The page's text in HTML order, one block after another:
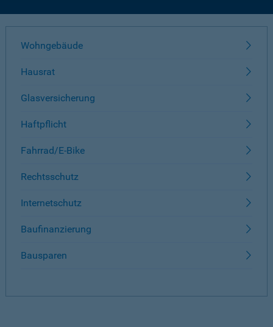
Wohngebäude
Hausrat
Glasversicherung
Haftpflicht
Fahrrad/E-Bike
Rechtsschutz
Internetschutz
Baufinanzierung
Bausparen